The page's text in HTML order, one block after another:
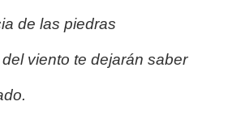
de las piedras
viento te dejarán saber